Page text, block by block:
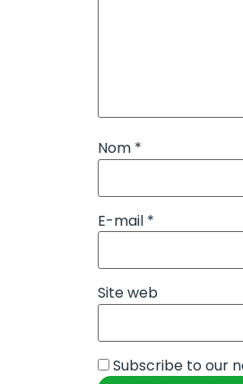
Nom *
E-mail *
Site web
Subscribe to our